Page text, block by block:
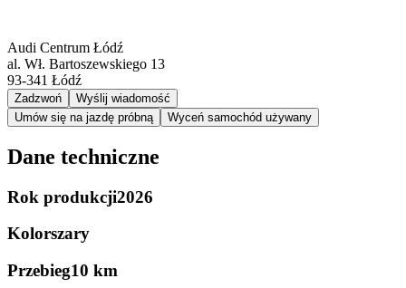
Audi Centrum Łódź
al. Wł. Bartoszewskiego 13
93-341 Łódź
Zadzwoń
Wyślij wiadomość
Umów się na jazdę próbną
Wyceń samochód używany
Dane techniczne
Rok produkcji2026
Kolorszary
Przebieg10 km